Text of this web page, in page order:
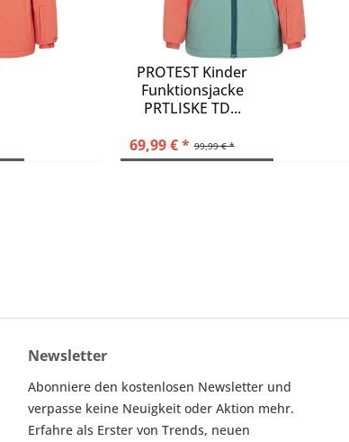
PROTEST Kinder
Funktionsjacke
PRTLISKE TD...
99,99 € *
69,99 € *
Newsletter
Abonniere den kostenlosen Newsletter und
verpasse keine Neuigkeit oder Aktion mehr.
Erfahre als Erster von Trends, neuen